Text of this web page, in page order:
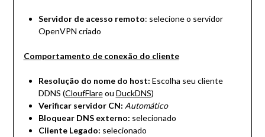
Servidor de acesso remoto: selecione o servidor
OpenVPN criado
Comportamento de conexão do cliente
Resolução do nome do host: Escolha seu cliente
DDNS (CloufFlareou DuckDNS)
Verificar servidor CN: Automático
Bloquear DNS externo: selecionado
Cliente Legado: selecionado